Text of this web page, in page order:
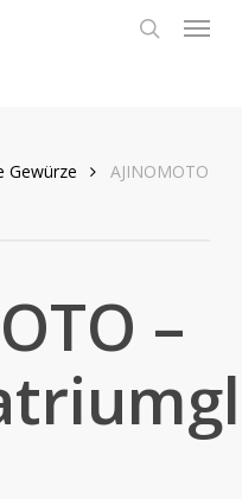
Menu
Gewürze
AJINOMOTO
–